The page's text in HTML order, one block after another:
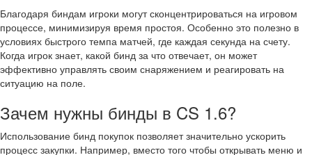
Благодаря биндам игроки могут сконцентрироваться на игровом
процессе, минимизируя время простоя. Особенно это полезно в
условиях быстрого темпа матчей, где каждая секунда на счету.
Когда игрок знает, какой бинд за что отвечает, он может
эффективно управлять своим снаряжением и реагировать на
ситуацию на поле.
Зачем нужны бинды в CS 1.6?
Использование бинд покупок позволяет значительно ускорить
процесс закупки. Например, вместо того чтобы открывать меню и